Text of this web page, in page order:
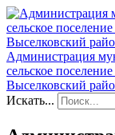
Администрация
сельское
Выселковский
Искать...